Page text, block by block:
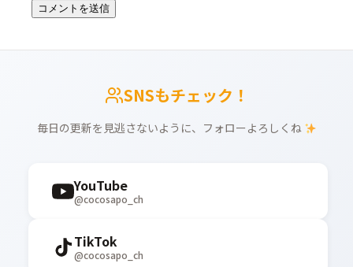
SNSもチェック！
毎日の更新を見逃さないように、フォローよろしくね
YouTube
@cocosapo_ch
TikTok
@cocosapo_ch